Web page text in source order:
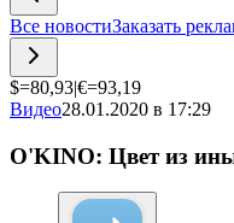
Все новостиЗаказать
$=80,93|€=93,19
Видео28.01.2020 в 17:29
O'KINO: Цвет из